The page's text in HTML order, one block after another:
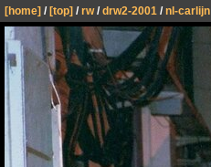
[home] / [top] / rw/ drw2-2001 / nl-carlijn